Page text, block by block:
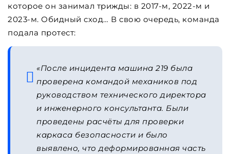
которое он занимал трижды: в 2017-м, 2022-м и
2023-м. Обидный сход… В свою очередь, команда
подала протест:
«После инцидента машина 219 была
проверена командой механиков под
руководством технического директора
и инженерного консультанта. Были
проведены расчёты для проверки
каркаса безопасности и было
выявлено, что деформированная часть